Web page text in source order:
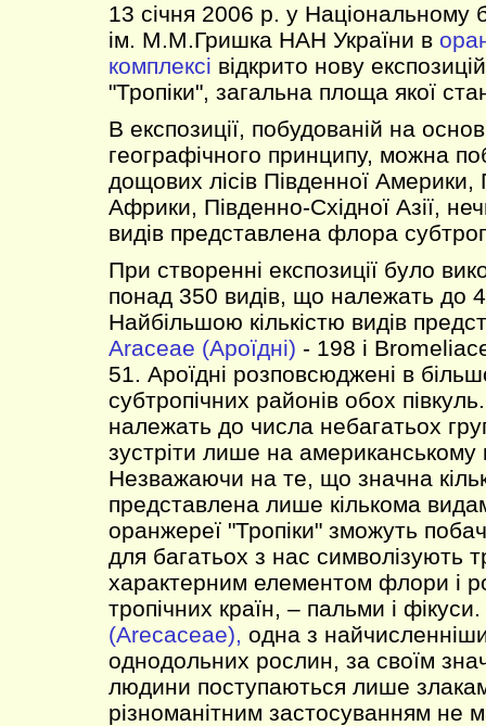
13 січня 2006 р. у Національному
ім. М.М.Гришка НАН України в
комплексі відкрито нову
"Тропіки", загальна площа якої
В експозиції, побудованій на
географічного принципу, можна
дощових лісів Південної Америки,
Африки, Південно-Східної Азії,
видів представлена флора
При створенні експозиції було
понад 350 видів, що належать до
Найбільшою кількістю видів
Araceae (Ароїдні) - 198 і
51. Ароїдні розповсюджені в
субтропічних районів обох
належать до числа небагатьох
зустріти лише на американському
Незважаючи на те, що значна
представлена лише кількома
оранжереї "Тропіки" зможуть
для багатьох з нас символізують
характерним елементом флори і
тропічних країн, – пальми і фікуси.
(Arecaceae), одна з
однодольних рослин, за своїм
людини поступаються лише
різноманітним застосуванням не